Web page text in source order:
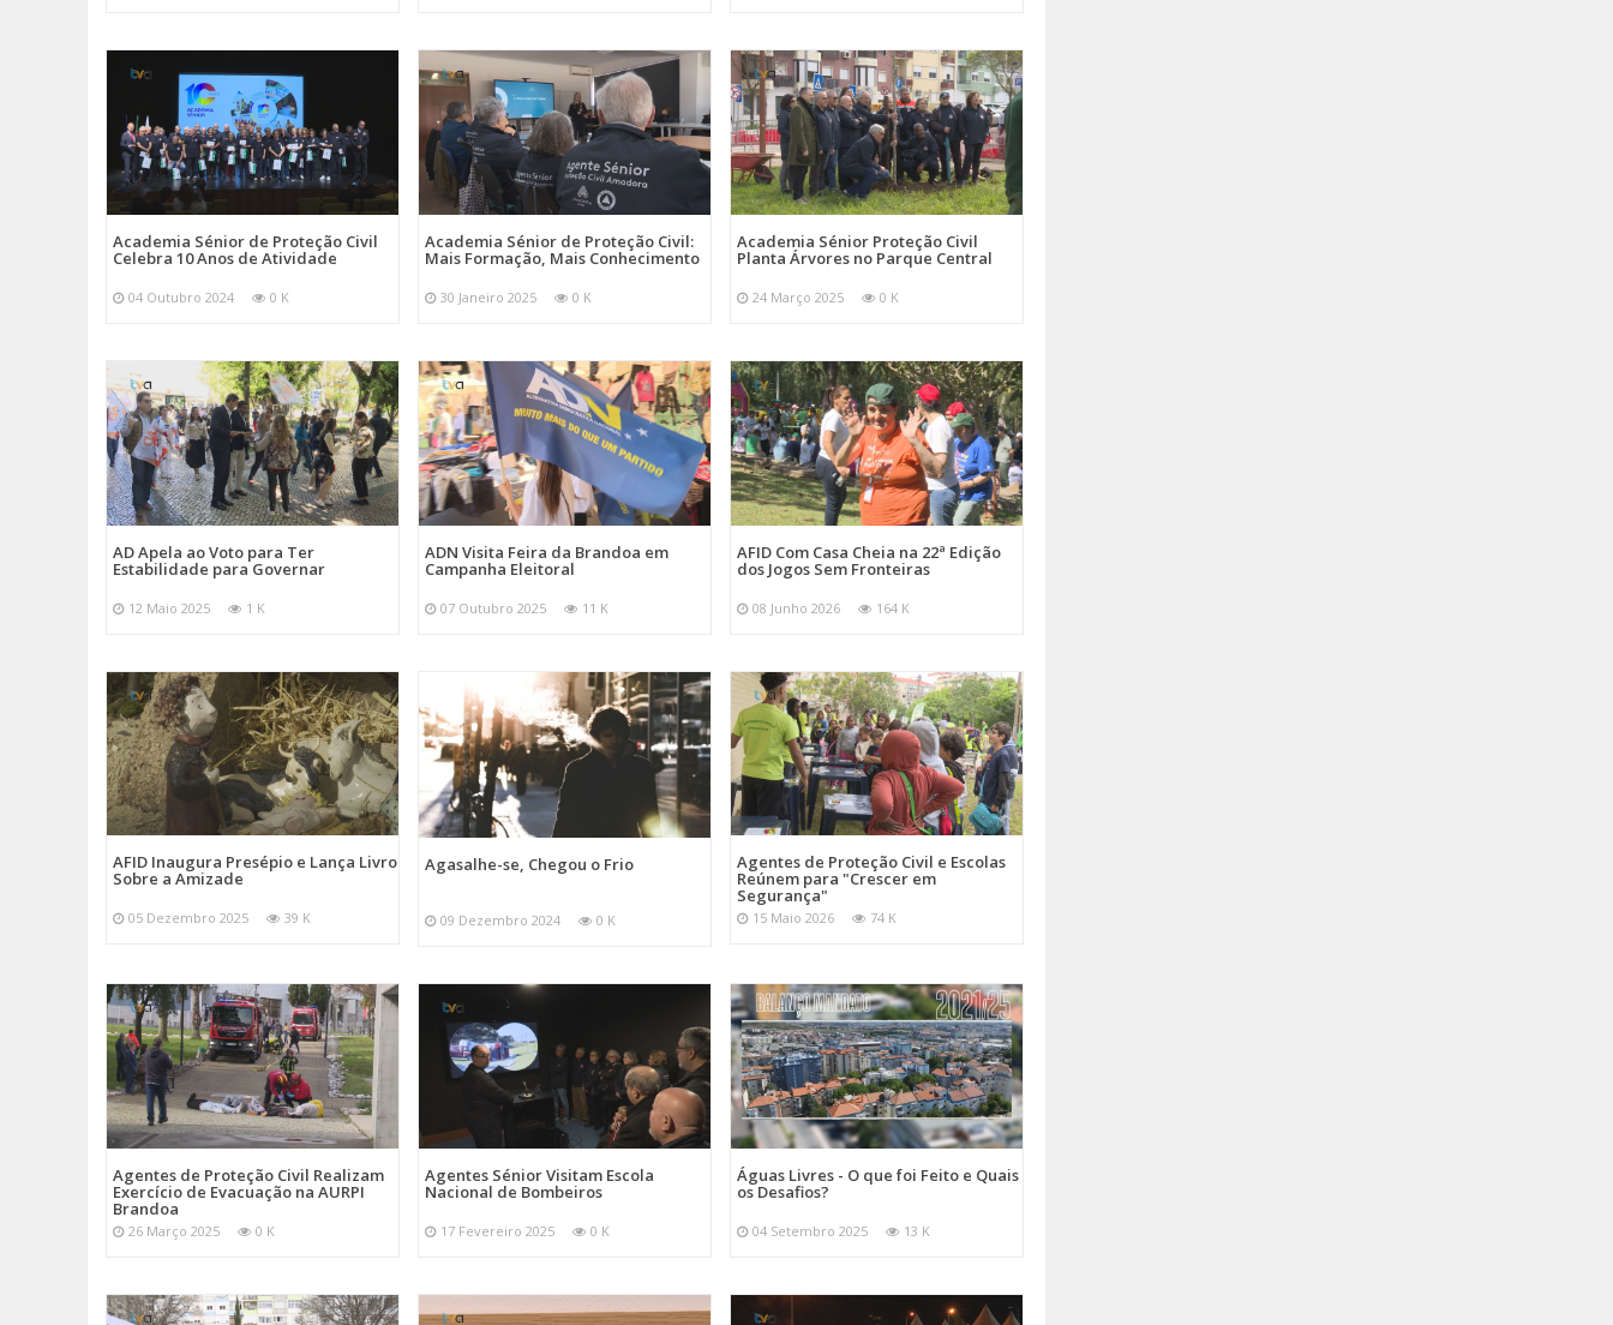
Academia Sénior de Proteção Civil
Celebra 10 Anos de Atividade
04 Outubro 2024 0 K
Academia Sénior de Proteção Civil:
Mais Formação, Mais Conhecimento
30 Janeiro 2025 0 K
Academia Sénior Proteção Civil
Planta Árvores no Parque Central
24 Março 2025 0 K
AD Apela ao Voto para Ter
Estabilidade para Governar
12 Maio 2025 1 K
ADN Visita Feira da Brandoa em
Campanha Eleitoral
07 Outubro 2025 11 K
AFID Com Casa Cheia na 22ª Edição
dos Jogos Sem Fronteiras
08 Junho 2026 164 K
AFID Inaugura Presépio e Lança Livro
Sobre a Amizade
05 Dezembro 2025 39 K
Agasalhe-se, Chegou o Frio
09 Dezembro 2024 0 K
Agentes de Proteção Civil e Escolas
Reúnem para "Crescer em
Segurança"
15 Maio 2026 74 K
Agentes de Proteção Civil Realizam
Exercício de Evacuação na AURPI
Brandoa
26 Março 2025 0 K
Agentes Sénior Visitam Escola
Nacional de Bombeiros
17 Fevereiro 2025 0 K
Águas Livres - O que foi Feito e Quais
os Desafios?
04 Setembro 2025 13 K